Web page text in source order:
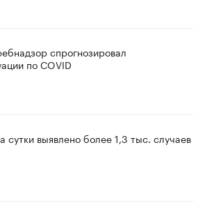
спрогнозировал
по COVID
сутки выявлено более 1,3 тыс. случаев